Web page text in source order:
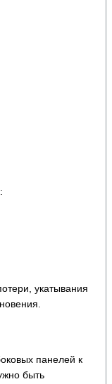
укатывания
панелей к
быть